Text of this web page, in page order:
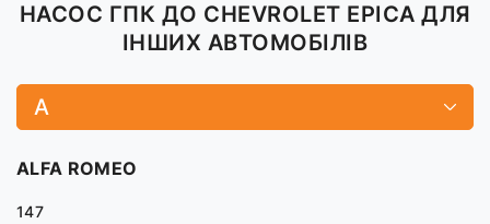
НАСОС ГПК ДО CHEVROLET EPICA ДЛЯ
ІНШИХ АВТОМОБІЛІВ
A
ALFA ROMEO
147